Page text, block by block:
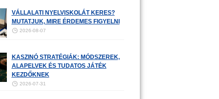
VÁLLALATI NYELVISKOLÁT KERES?
MUTATJUK, MIRE ÉRDEMES FIGYELNI
2026-08-07
KASZINÓ STRATÉGIÁK: MÓDSZEREK,
ALAPELVEK ÉS TUDATOS JÁTÉK
KEZDŐKNEK
2026-07-31